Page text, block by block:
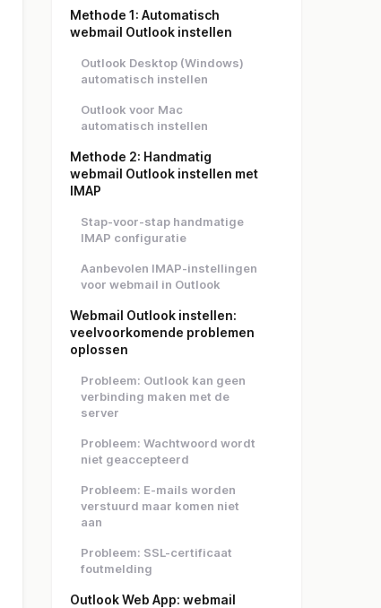
Methode 1: Automatisch
webmail Outlook instellen
Outlook Desktop (Windows)
automatisch instellen
Outlook voor Mac
automatisch instellen
Methode 2: Handmatig
webmail Outlook instellen met
IMAP
Stap-voor-stap handmatige
IMAP configuratie
Aanbevolen IMAP-instellingen
voor webmail in Outlook
Webmail Outlook instellen:
veelvoorkomende problemen
oplossen
Probleem: Outlook kan geen
verbinding maken met de
server
Probleem: Wachtwoord wordt
niet geaccepteerd
Probleem: E-mails worden
verstuurd maar komen niet
aan
Probleem: SSL-certificaat
foutmelding
Outlook Web App: webmail